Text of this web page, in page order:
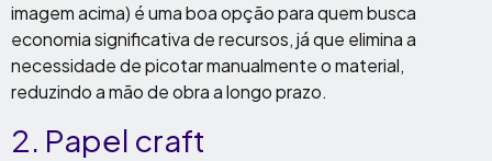
imagem acima) é uma boa opção para quem busca
economia significativa de recursos, já que elimina a
necessidade de picotar manualmente o material,
reduzindo a mão de obra a longo prazo.
2. Papel craft